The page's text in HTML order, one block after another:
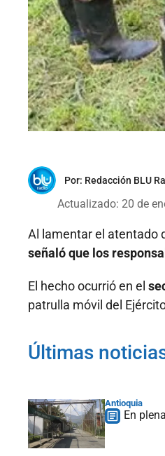
Por: Redacción BLU
Actualizado: 20 de
Al lamentar el atentado
señaló que los
El hecho ocurrió en el
patrulla móvil del
Últimas
Antioquia
En